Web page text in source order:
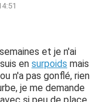
et je n'ai
en surpoids mais
n'a pas gonflé, rien
je me demande